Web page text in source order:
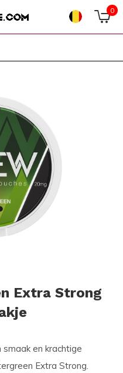
0
Extra Strong
en krachtige
Extra Strong.